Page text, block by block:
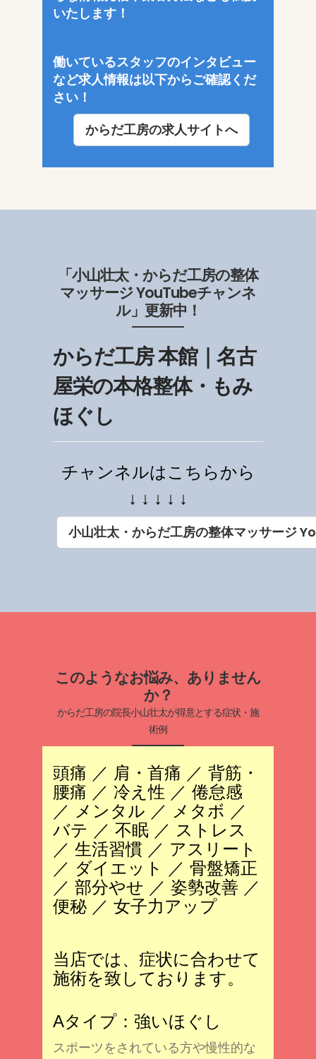
いたします！
働いているスタッフのインタビュー
など求人情報は以下からご確認くだ
さい！
からだ工房の求人サイトへ
「小山壮太・からだ工房の整体
マッサージ YouTubeチャンネ
ル」更新中！
からだ工房 本館｜名古
屋栄の本格整体・もみ
ほぐし
チャンネルはこちらから
↓ ↓ ↓ ↓ ↓
小山壮太・からだ工房の整体マッサージ
このようなお悩み、ありません
か？
からだ工房の院長小山壮太が得意とする症状・施
術例
頭痛 ／ 肩・首痛 ／ 背筋・
腰痛 ／ 冷え性 ／ 倦怠感
／ メンタル ／ メタボ ／
バテ ／ 不眠 ／ ストレス
／ 生活習慣 ／ アスリート
／ ダイエット ／ 骨盤矯正
／ 部分やせ ／ 姿勢改善 ／
便秘 ／ 女子力アップ
当店では、症状に合わせて
施術を致しております。
Aタイプ：強いほぐし
スポーツをされている方や慢性的な